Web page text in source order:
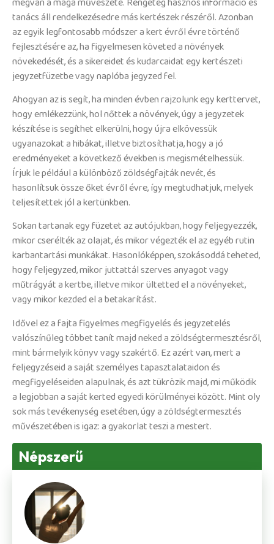
tanács áll rendelkezésedre más kertészek részéről. Azonban
az egyik legfontosabb módszer a kert évről évre történő
fejlesztésére az, ha figyelmesen követed a növények
növekedését, és a sikereidet és kudarcaidat egy kertészeti
jegyzetfüzetbe vagy naplóba jegyzed fel.
Ahogyan az is segít, ha minden évben rajzolunk egy kerttervet,
hogy emlékezzünk, hol nőttek a növények, úgy a jegyzetek
készítése is segíthet elkerülni, hogy újra elkövessük
ugyanazokat a hibákat, illetve biztosíthatja, hogy a jó
eredményeket a következő években is megismételhessük.
Írjuk le például a különböző zöldségfajták nevét, és
hasonlítsuk össze őket évről évre, így megtudhatjuk, melyek
teljesítettek jól a kertünkben.
Sokan tartanak egy füzetet az autójukban, hogy feljegyezzék,
mikor cserélték az olajat, és mikor végezték el az egyéb rutin
karbantartási munkákat. Hasonlóképpen, szokásoddá teheted,
hogy feljegyzed, mikor juttattál szerves anyagot vagy
műtrágyát a kertbe, illetve mikor ültetted el a növényeket,
vagy mikor kezded el a betakarítást.
Idővel ez a fajta figyelmes megfigyelés és jegyzetelés
valószínűleg többet tanít majd neked a zöldségtermesztésről,
mint bármelyik könyv vagy szakértő. Ez azért van, mert a
feljegyzéseid a saját személyes tapasztalataidon és
megfigyeléseiden alapulnak, és azt tükrözik majd, mi működik
a legjobban a saját kerted egyedi körülményei között. Mint oly
sok más tevékenység esetében, úgy a zöldségtermesztés
művészetében is igaz: a gyakorlat teszi a mestert.
Népszerű